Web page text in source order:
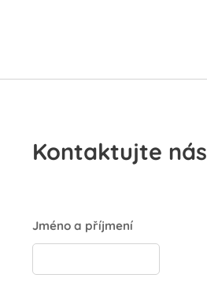
Kontaktujte nás
Jméno a příjmení